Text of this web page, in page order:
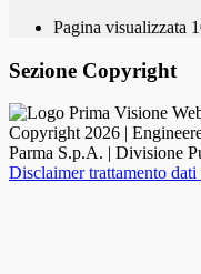
Pagina visualizzata
Sezione Copyright
Copyright 2026 |
Parma S.p.A. | Divisione
Disclaimer trattamento dati